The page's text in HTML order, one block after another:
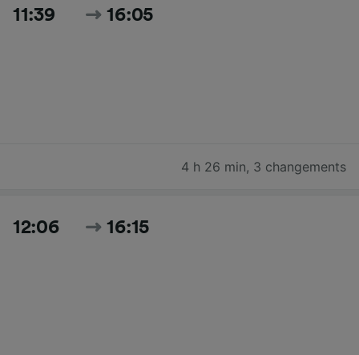
11:39 16:05
4 h 26 min, 3 changements
12:06 16:15